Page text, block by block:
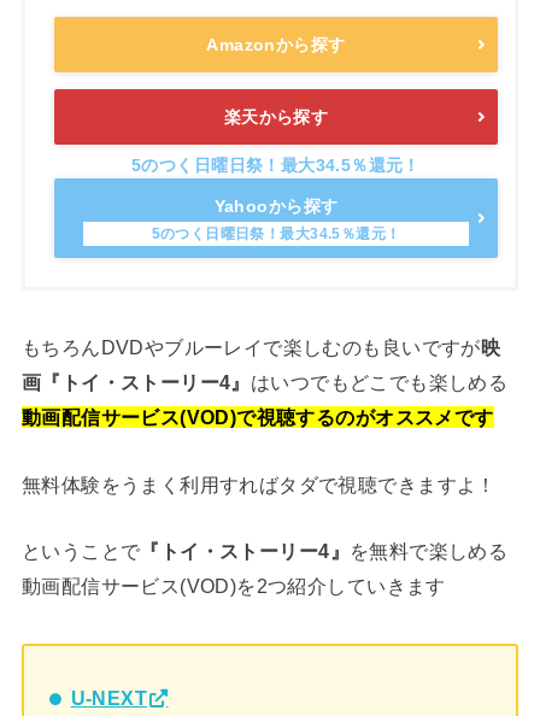
Amazonから探す
楽天から探す
Yahooから探す
もちろんDVDやブルーレイで楽しむのも良いですが映
画『トイ・ストーリー4』 はいつでもどこでも楽しめる
動画配信サービス(VOD)で視聴するのがオススメです
無料体験をうまく利用すればタダで視聴できますよ！
ということで 『トイ・ストーリー4』
を無料で楽しめる
動画配信サービス(VOD)を2つ紹介していきます
U-NEXT